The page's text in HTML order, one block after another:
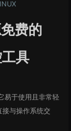
费的
具
于使用且非常轻
与操作系统交